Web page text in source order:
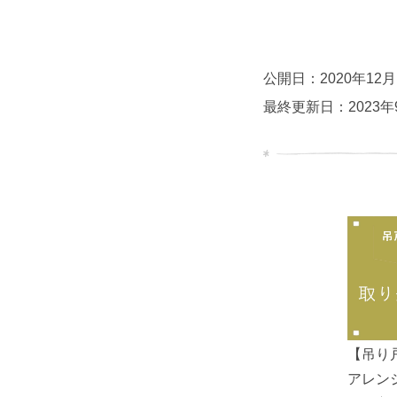
公開日：2020年12
最終更新日：2023
【吊
アレン